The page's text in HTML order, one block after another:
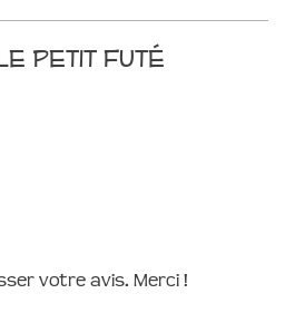
Petit Futé
votre avis. Merci !